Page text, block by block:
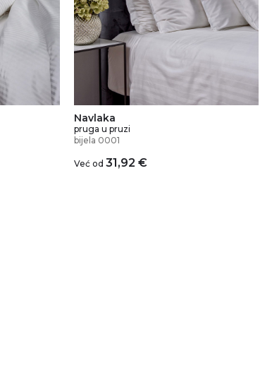
Navlaka
pruga u pruzi
bijela 0001
Već od31,92€